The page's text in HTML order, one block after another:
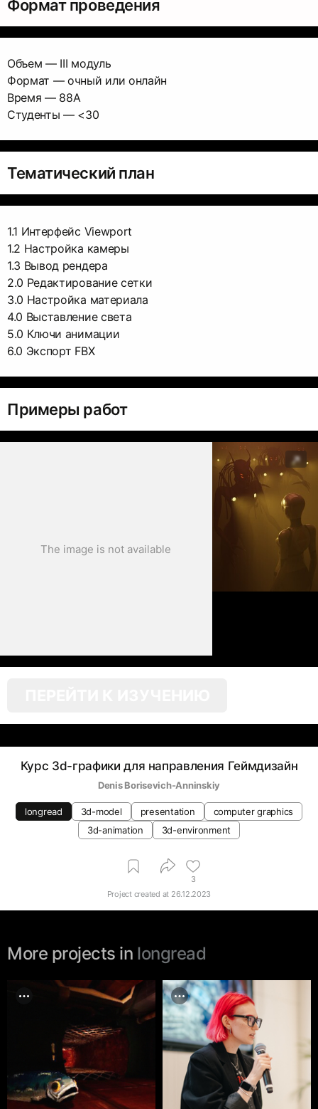
Формат проведения
Объем — III модуль
Формат — очный или онлайн
Время — 88А
Студенты — <30
Тематический план
1.1 Интерфейс Viewport
1.2 Настройка камеры
1.3 Вывод рендера
2.0 Редактирование сетки
3.0 Настройка материала
4.0 Выставление света
5.0 Ключи анимации
6.0 Экспорт FBX
Примеры работ
The image is not available
Курс 3d-графики для направления Геймдизайн
Denis Borisevich-Anninskiy
longread 3d-model presentation
computer graphics
3d-animation
3d-environment
3
Project created at 26.12.2023
More projects in longread